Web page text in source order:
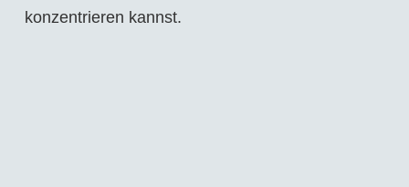
konzentrieren kannst.